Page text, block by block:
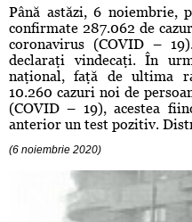
Până astăzi, 6 noiembrie,
confirmate 287.062 de
coronavirus (COVID –
declaraţi vindecaţi. În
naţional, faţă de ultima
10.260 cazuri noi de
(COVID – 19), acestea
anterior un test pozitiv.
(6 noiembrie 2020)